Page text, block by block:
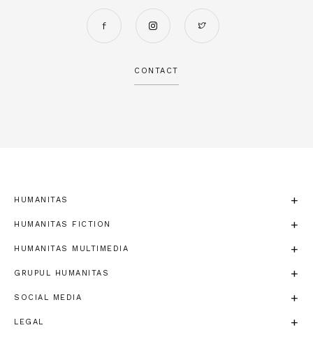
CONTACT
HUMANITAS
HUMANITAS FICTION
HUMANITAS MULTIMEDIA
GRUPUL HUMANITAS
SOCIAL MEDIA
LEGAL